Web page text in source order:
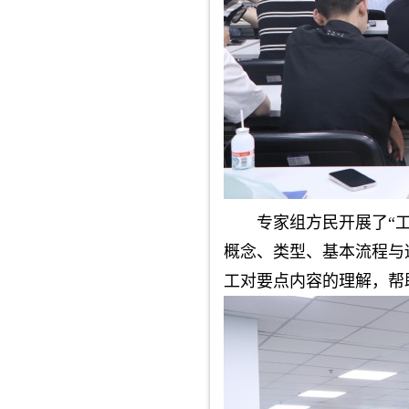
专家组方民开展了“
概念、类型、基本流程
工对要点内容的理解，